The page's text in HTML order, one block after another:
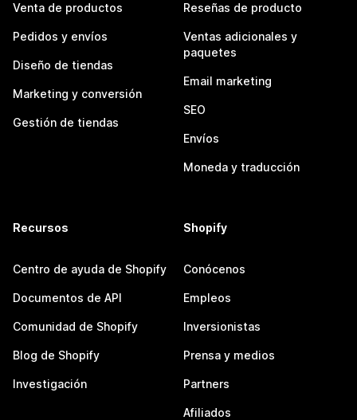
Venta de productos
Pedidos y envíos
Diseño de tiendas
Marketing y conversión
Gestión de tiendas
Reseñas de producto
Ventas adicionales y
paquetes
Email marketing
SEO
Envíos
Moneda y traducción
Recursos
Centro de ayuda de Shopify
Documentos de API
Comunidad de Shopify
Blog de Shopify
Investigación
Shopify
Conócenos
Empleos
Inversionistas
Prensa y medios
Partners
Afiliados